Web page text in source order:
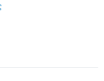
Οδηγία περί